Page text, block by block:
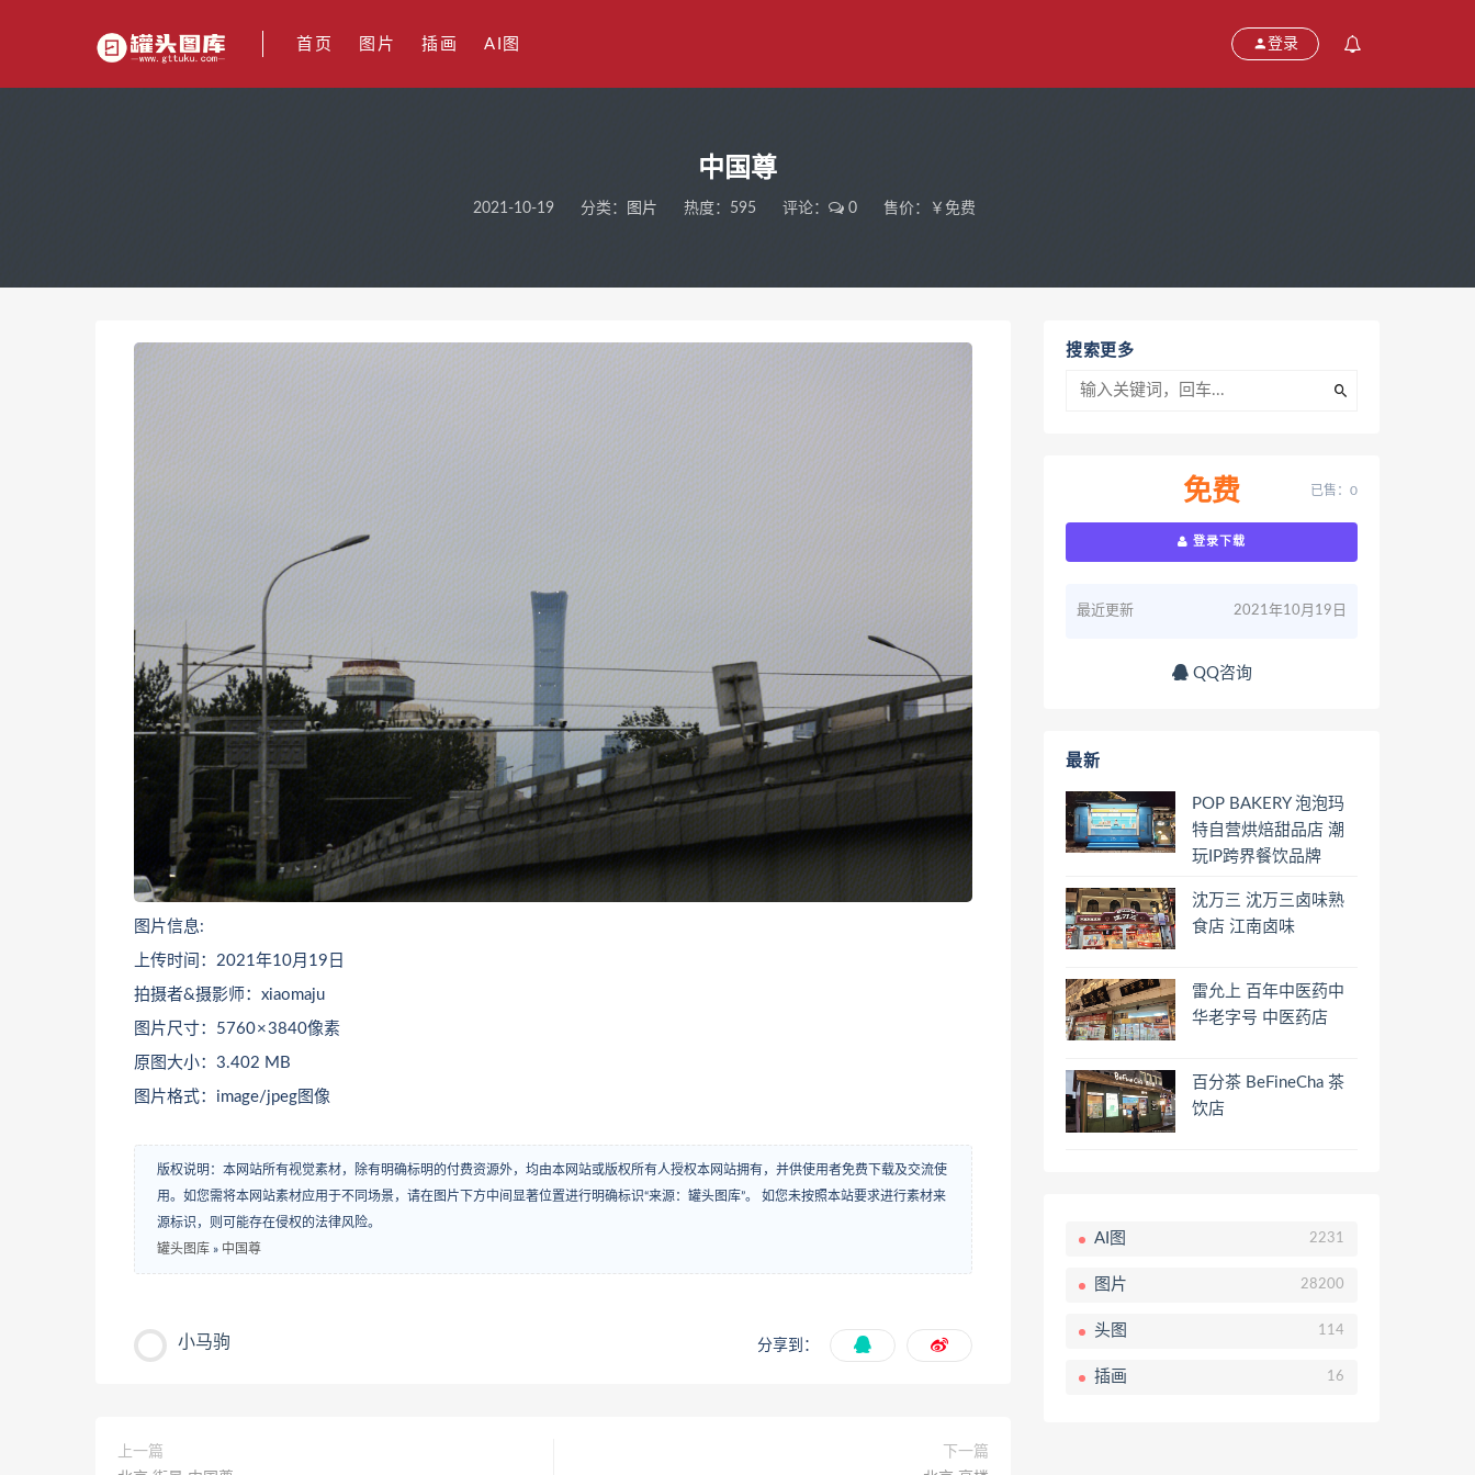
首页 图片 插画 AI图 登录
中国尊
2021-10-19 分类： 图片 热度：595 评论： 0 售价：￥免费
图片信息:
上传时间：2021年10月19日
拍摄者&摄影师：xiaomaju
图片尺寸：5760 × 3840像素
原图大小：3.402 MB
图片格式：image/jpeg图像
版权说明：本网站所有视觉素材，除有明确标明的付费资源外，均由本网站或版权所有人授权本网站拥有，并供使用者免费下载及交流使
用。如您需将本网站素材应用于不同场景，请在图片下方中间显著位置进行明确标识“来源：罐头图库”。 如您未按照本站要求进行素材来
源标识，则可能存在侵权的法律风险。
罐头图库 » 中国尊
小马驹 分享到：
上一篇
下一篇
搜索更多
免费 已售：0
登录下载
最近更新 2021年10月19日
QQ咨询
最新
POP BAKERY 泡泡玛
特自营烘焙甜品店 潮
玩IP跨界餐饮品牌
沈万三 沈万三卤味熟
食店 江南卤味
雷允上 百年中医药中
华老字号 中医药店
百分茶 BeFineCha 茶
饮店
AI图 2231
图片 28200
头图 114
插画 16